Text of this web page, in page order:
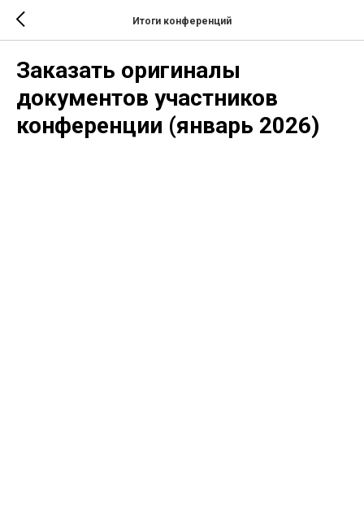
Итоги конференций
Заказать оригиналы
документов участников
конференции (январь 2026)